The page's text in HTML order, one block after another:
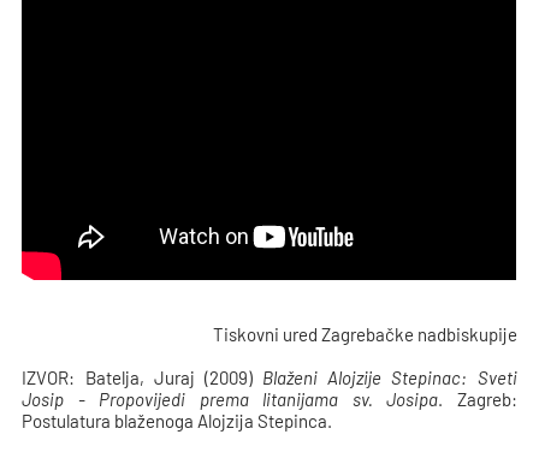
Tiskovni ured Zagrebačke nadbiskupije
IZVOR: Batelja, Juraj (2009) Blaženi Alojzije Stepinac: Sveti
Josip - Propovijedi prema litanijama sv. Josipa. Zagreb:
Postulatura blaženoga Alojzija Stepinca.